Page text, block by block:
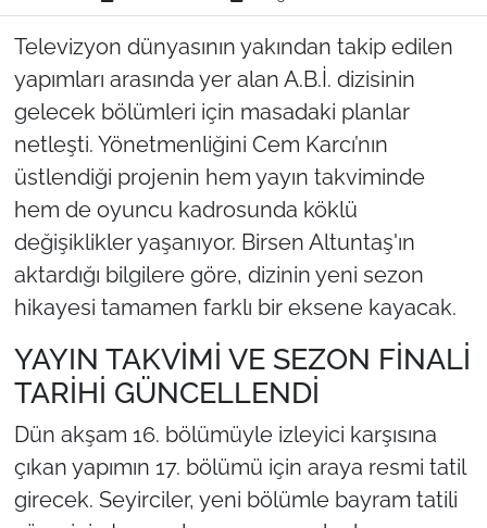
Televizyon dünyasının yakından takip edilen
yapımları arasında yer alan A.B.İ. dizisinin
gelecek bölümleri için masadaki planlar
netleşti. Yönetmenliğini Cem Karcı’nın
üstlendiği projenin hem yayın takviminde
hem de oyuncu kadrosunda köklü
değişiklikler yaşanıyor. Birsen Altuntaş'ın
aktardığı bilgilere göre, dizinin yeni sezon
hikayesi tamamen farklı bir eksene kayacak.
YAYIN TAKVİMİ VE SEZON FİNALİ
TARİHİ GÜNCELLENDİ
Dün akşam 16. bölümüyle izleyici karşısına
çıkan yapımın 17. bölümü için araya resmi tatil
girecek. Seyirciler, yeni bölümle bayram tatili